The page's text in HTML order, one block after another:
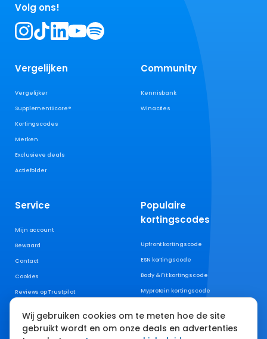
Volg ons!
Vergelijken
Vergelijker
SupplementScore®
Kortingscodes
Merken
Exclusieve deals
Actiefolder
Community
Kennisbank
Winacties
Service
Mijn account
Bewaard
Contact
Cookies
Reviews op Trustpilot
Populaire
kortingscodes
Upfront kortingscode
ESN kortingscode
Body & Fit kortingscode
Myprotein kortingscode
YoungLA kortingscode
Wij gebruiken cookies om te meten hoe de site
gebruikt wordt en om onze deals en advertenties